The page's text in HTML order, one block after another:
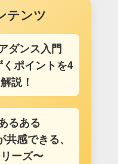
テンツ
ダンス入門
ポイントを4
説！
るある
感できる、
ーズ〜